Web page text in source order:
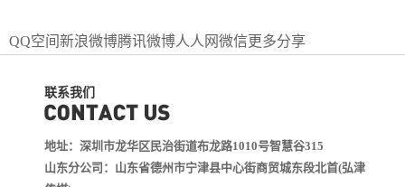
QQ空间 新浪微博腾讯微博人人网微信更多分享
联系我们
地址：深圳市龙华区民治街道布龙路1010号智慧谷315
山东分公司：山东省德州市宁津县中心街商贸城东段北首(弘津